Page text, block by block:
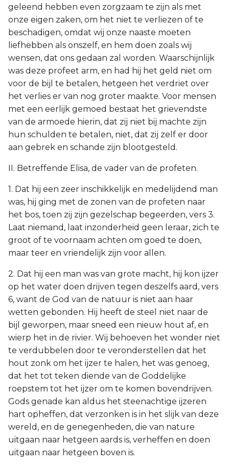
geleend hebben even zorgzaam te zijn als met
onze eigen zaken, om het niet te verliezen of te
beschadigen, omdat wij onze naaste moeten
liefhebben als onszelf, en hem doen zoals wij
wensen, dat ons gedaan zal worden. Waarschijnlijk
was deze profeet arm, en had hij het geld niet om
voor de bijl te betalen, hetgeen het verdriet over
het verlies er van nog groter maakte. Voor mensen
met een eerlijk gemoed bestaat het grievendste
van de armoede hierin, dat zij niet bij machte zijn
hun schulden te betalen, niet, dat zij zelf er door
aan gebrek en schande zijn blootgesteld.
II. Betreffende Elisa, de vader van de profeten.
1. Dat hij een zeer inschikkelijk en medelijdend man
was, hij ging met de zonen van de profeten naar
het bos, toen zij zijn gezelschap begeerden, vers 3.
Laat niemand, laat inzonderheid geen leraar, zich te
groot of te voornaam achten om goed te doen,
maar teer en vriendelijk zijn voor allen.
2. Dat hij een man was van grote macht, hij kon ijzer
op het water doen drijven tegen deszelfs aard, vers
6, want de God van de natuur is niet aan haar
wetten gebonden. Hij heeft de steel niet naar de
bijl geworpen, maar sneed een nieuw hout af, en
wierp het in de rivier. Wij behoeven het wonder niet
te verdubbelen door te veronderstellen dat het
hout zonk om het ijzer te halen, het was genoeg,
dat het tot teken diende van de Goddelijke
roepstem tot het ijzer om te komen bovendrijven.
Gods genade kan aldus het steenachtige ijzeren
hart opheffen, dat verzonken is in het slijk van deze
wereld, en de genegenheden, die van nature
uitgaan naar hetgeen aards is, verheffen en doen
uitgaan naar hetgeen boven is.